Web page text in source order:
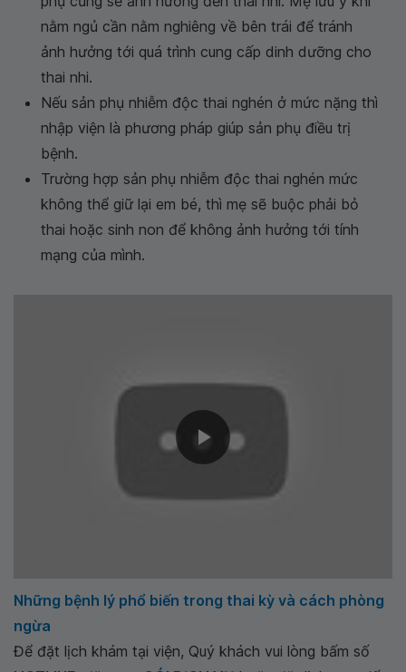
nằm ngủ cần nằm nghiêng về bên trái để tránh
ảnh hưởng tới quá trình cung cấp dinh dưỡng cho
thai nhi.
Nếu sản phụ nhiễm độc thai nghén ở mức nặng thì
nhập viện là phương pháp giúp sản phụ điều trị
bệnh.
Trường hợp sản phụ nhiễm độc thai nghén mức
không thể giữ lại em bé, thì mẹ sẽ buộc phải bỏ
thai hoặc sinh non để không ảnh hưởng tới tính
mạng của mình.
Những bệnh lý phổ biến trong thai kỳ và cách phòng
ngừa
Để đặt lịch khám tại viện, Quý khách vui lòng bấm số